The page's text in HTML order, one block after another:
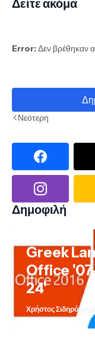
Δείτε ακόμα
Error:Δεν βρέθηκαν
Νεότερη
Δημοφιλή
Greek
Office
24'
Χρήστος